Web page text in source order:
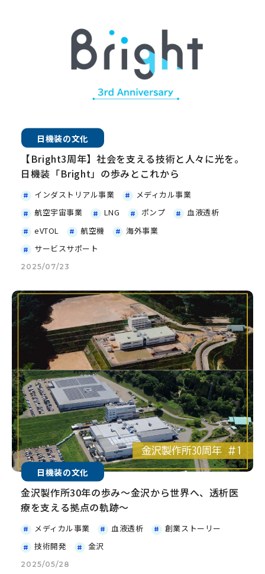
日機装の文化
【Bright3周年】社会を支える技術と人々に光を。
日機装「Bright」の歩みとこれから
インダストリアル事業
メディカル事業
航空宇宙事業
LNG ポンプ
血液透析
eVTOL
航空機
海外事業
サービスサポート
2025/07/23
日機装の文化
金沢製作所30年の歩み～金沢から世界へ、透析医
療を支える拠点の軌跡～
メディカル事業 血液透析
創業ストーリー
技術開発
金沢
2025/05/28